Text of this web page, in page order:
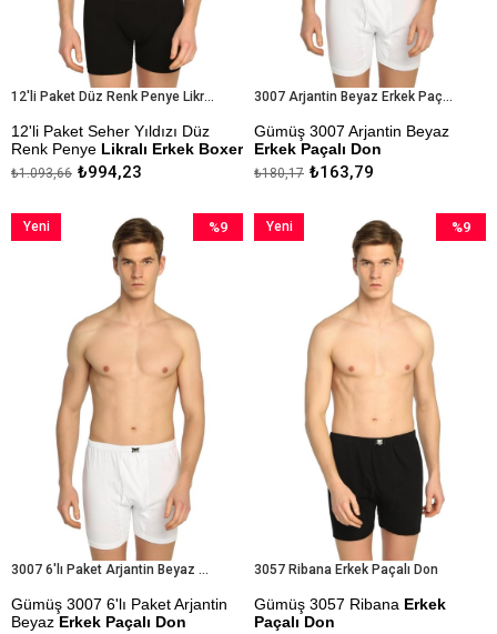
12'li Paket Düz Renk Penye Likralı Erkek Boxer
12'li Paket Seher Yıldızı Düz
Renk Penye Likralı Erkek Boxer
Kapıda Ödeme Seçeneği
₺994,23
₺1.093,66
3007 Arjantin Beyaz Erkek Paçalı Don
Gümüş 3007 Arjantin Beyaz
Erkek Paçalı Don
L - XL - 2XL - 3XL - 4XL
Kapıda Ödeme Seçeneği
₺163,79
₺180,17
3007 6'lı Paket Arjantin Beyaz Erkek Paçalı Don
Gümüş 3007 6'lı Paket Arjantin
Beyaz Erkek Paçalı Don
%9
Yeni
3057 Ribana Erkek Paçalı Don
Gümüş 3057 Ribana Erkek
Paçalı Don
%9
Yeni